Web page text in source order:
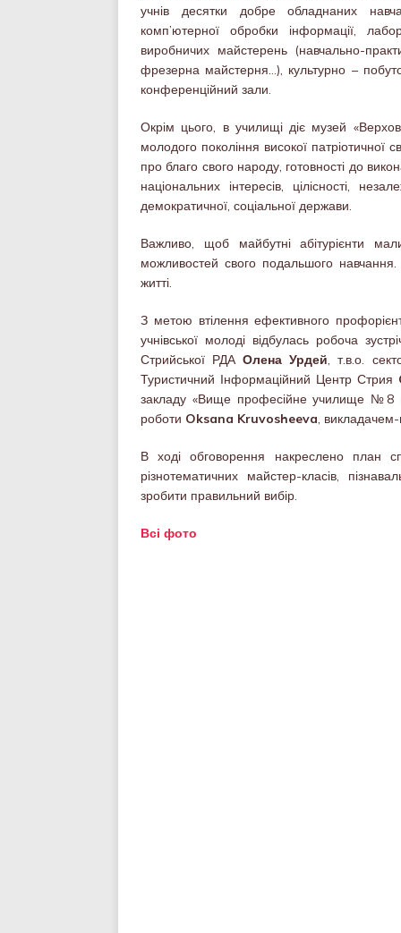
учнів десятки добре обладнаних
комп’ютерної обробки інформації,
виробничих майстерень (навчально-
фрезерна майстерня…), культурно –
конференційний зали.
Окрім цього, в училищі діє музей
молодого покоління високої патріотичної
про благо свого народу, готовності до
національних інтересів, цілісності,
демократичної, соціальної держави.
Важливо, щоб майбутні абітурієнти
можливостей свого подальшого
житті.
З метою втілення ефективного
учнівської молоді відбулась робоча
Стрийської РДАОлена Урдей , т.в.о.
Туристичний Інформаційний Центр Стрия
закладу «Вище професійне училище №8
роботи Oksana Kruvosheeva ,
В ході обговорення накреслено план
різнотематичних майстер-класів,
зробити правильний вибір.
Всі фото